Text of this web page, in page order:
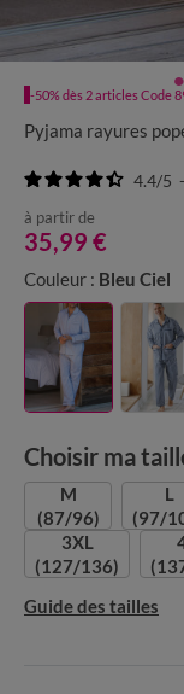
-50% dès 2 articles Code
Pyjama rayures
4.4/5 -
à partir de
35,99 €
Couleur : Bleu Ciel
Choisir ma
M
(87/96)
L
(97/
3XL
(127/136)
Guide des tailles